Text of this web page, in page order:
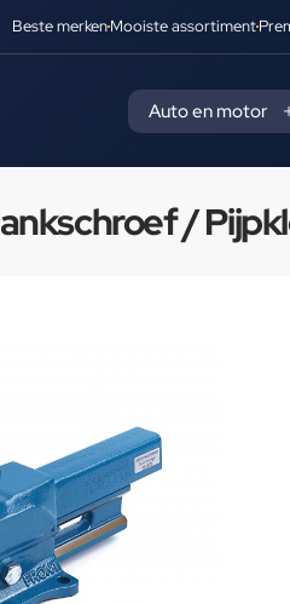
Beste merkenMooiste assortiment
Auto en motor
/